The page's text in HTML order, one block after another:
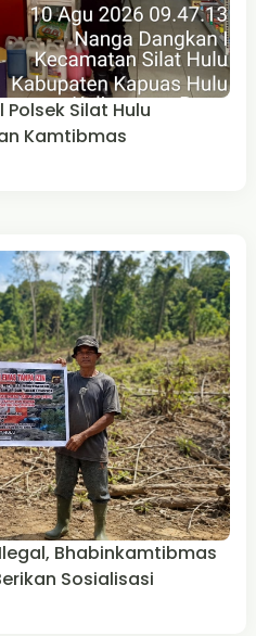
Silat Hulu
Kamtibmas
Bhabinkamtibmas
Sosialisasi